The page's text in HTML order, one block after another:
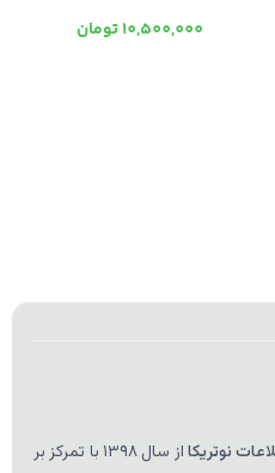
10,500,000تومان
نوتریکا
از سال ۱۳۹۸ با تمرکز بر